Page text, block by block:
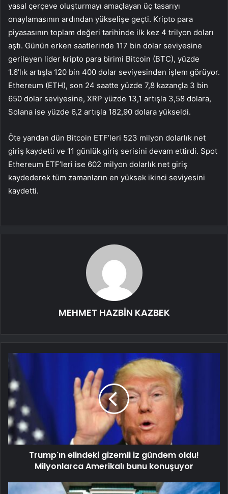
yasal çerçeve oluşturmayı amaçlayan üç tasarıyı
onaylamasının ardından yükselişe geçti. Kripto para
piyasasının toplam değeri tarihinde ilk kez 4 trilyon doları
aştı. Günün erken saatlerinde 117 bin dolar seviyesine
gerileyen lider kripto para birimi Bitcoin (BTC), yüzde
1.6’lık artışla 120 bin 400 dolar seviyesinden işlem görüyor.
Ethereum (ETH), son 24 saatte yüzde 7,8 kazançla 3 bin
650 dolar seviyesine, XRP yüzde 13,1 artışla 3,58 dolara,
Solana ise yüzde 6,2 artışla 182,90 dolara yükseldi.
Öte yandan dün Bitcoin ETF’leri 523 milyon dolarlık net
giriş kaydetti ve 11 günlük giriş serisini devam ettirdi. Spot
Ethereum ETF’leri ise 602 milyon dolarlık net giriş
kaydederek tüm zamanların en yüksek ikinci seviyesini
kaydetti.
MEHMET HAZBİN KAZBEK
Trump'ın elindeki gizemli iz gündem oldu!
Milyonlarca Amerikalı bunu konuşuyor